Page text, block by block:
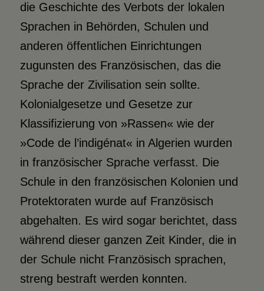
die Geschichte des Verbots der lokalen
Sprachen in Behörden, Schulen und
anderen öffentlichen Einrichtungen
zugunsten des Französischen, das die
Sprache der Zivilisation sein sollte.
Kolonialgesetze und Gesetze zur
Klassifizierung von »Rassen« wie der
»Code de l’indigénat« in Algerien wurden
in französischer Sprache verfasst. Die
Schule in den französischen Kolonien und
Protektoraten wurde auf Französisch
abgehalten. Es wird sogar berichtet, dass
während dieser ganzen Zeit Kinder, die in
der Schule nicht Französisch sprachen,
streng bestraft werden konnten.